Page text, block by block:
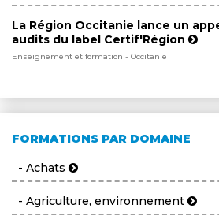
La Région Occitanie lance un
audits du label Certif'Région
Enseignement et formation - Occitanie
FORMATIONS PAR DOMAINE
- Achats
- Agriculture, environnement